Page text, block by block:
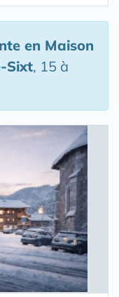
en Maison
Sixt, 15 à